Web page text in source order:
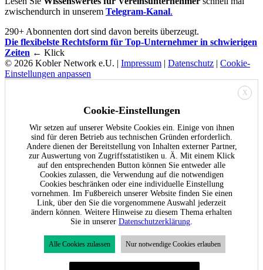
zwischendurch in unserem Telegram-Kanal.
290+ Abonnenten dort sind davon bereits überzeugt.
Die flexibelste Rechtsform für Top-Unternehmer in schwierigen
Zeiten ← Klick
© 2026 Kobler Network e.U. | Impressum | Datenschutz | Cookie-
Einstellungen anpassen
X
Cookie-Einstellungen
Wir setzen auf unserer Website Cookies ein. Einige von ihnen
sind für deren Betrieb aus technischen Gründen erforderlich.
Andere dienen der Bereitstellung von Inhalten externer Partner,
zur Auswertung von Zugriffsstatistiken u. Ä. Mit einem Klick
auf den entsprechenden Button können Sie entweder alle
Cookies zulassen, die Verwendung auf die notwendigen
Cookies beschränken oder eine individuelle Einstellung
vornehmen. Im Fußbereich unserer Website finden Sie einen
Link, über den Sie die vorgenommene Auswahl jederzeit
ändern können. Weitere Hinweise zu diesem Thema erhalten
Sie in unserer Datenschutzerklärung
Alle Cookies zulassen Nur notwendige Cookies erlauben